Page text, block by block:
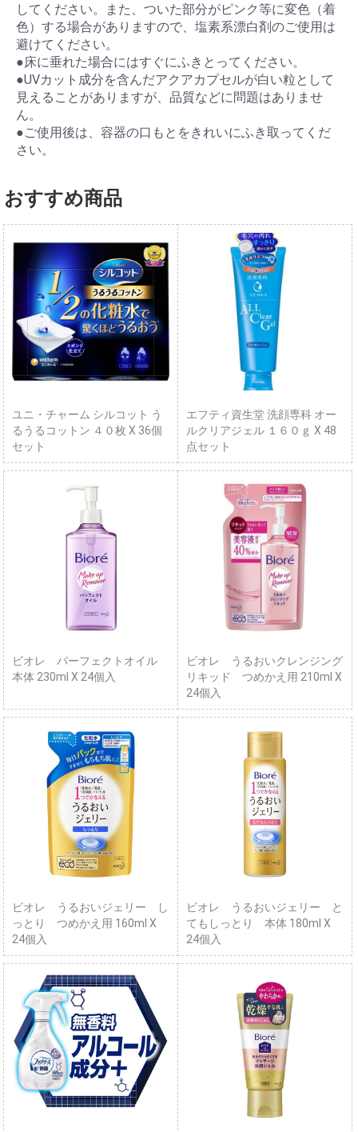
してください。また、ついた部分がピンク等に変色（着
色）する場合がありますので、塩素系漂白剤のご使用は
避けてください。
●床に垂れた場合にはすぐにふきとってください。
●UVカット成分を含んだアクアカプセルが白い粒として
見えることがありますが、品質などに問題はありませ
ん。
●ご使用後は、容器の口もとをきれいにふき取ってくだ
さい。
おすすめ商品
ユニ・チャーム シルコット う
るうるコットン ４０枚 X 36個
セット
エフティ資生堂 洗顔専科 オー
ルクリアジェル １６０ｇ X 48
点セット
ビオレ パーフェクトオイル
本体 230ml X 24個入
ビオレ うるおいクレンジング
リキッド つめかえ用 210ml X
24個入
ビオレ うるおいジェリー し
っとり つめかえ用 160ml X
24個入
ビオレ うるおいジェリー と
てもしっとり 本体 180ml X
24個入